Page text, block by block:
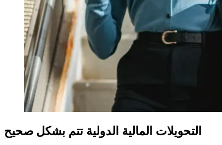
التحويلات المالية الدولية تتم بشكل صحيح